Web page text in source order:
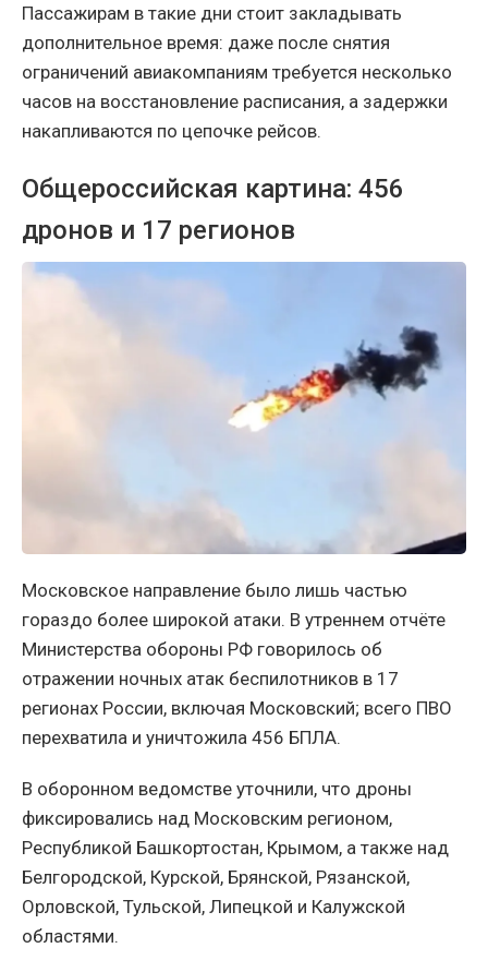
Пассажирам в такие дни стоит закладывать
дополнительное время: даже после снятия
ограничений авиакомпаниям требуется несколько
часов на восстановление расписания, а задержки
накапливаются по цепочке рейсов.
Общероссийская картина: 456
дронов и 17 регионов
Московское направление было лишь частью
гораздо более широкой атаки. В утреннем отчёте
Министерства обороны РФ говорилось об
отражении ночных атак беспилотников в 17
регионах России, включая Московский; всего ПВО
перехватила и уничтожила 456 БПЛА.
В оборонном ведомстве уточнили, что дроны
фиксировались над Московским регионом,
Республикой Башкортостан, Крымом, а также над
Белгородской, Курской, Брянской, Рязанской,
Орловской, Тульской, Липецкой и Калужской
областями.